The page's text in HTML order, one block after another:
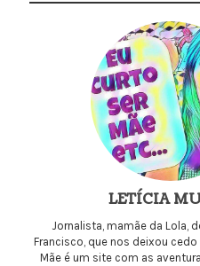
LETÍCIA
Jornalista, mamãe da Lola,
Francisco, que nos deixou
Mãe é um site com as